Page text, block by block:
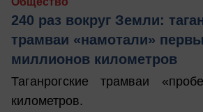
240 раз вокруг Земли:
трамваи «намотали»
миллионов километров
Таганрогские трамваи
километров.